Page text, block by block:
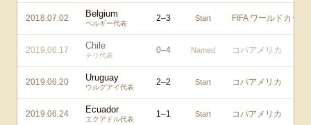
2018.07.02 Belgium
ベルギー代表
2–3 Start FIFA ワールドカップ
2019.06.17 Chile
チリ代表
0–4 Named コパアメリカ
2019.06.20 Uruguay
ウルグアイ代表
2–2 Start コパアメリカ
2019.06.24 Ecuador
エクアドル代表
1–1 Start コパアメリカ